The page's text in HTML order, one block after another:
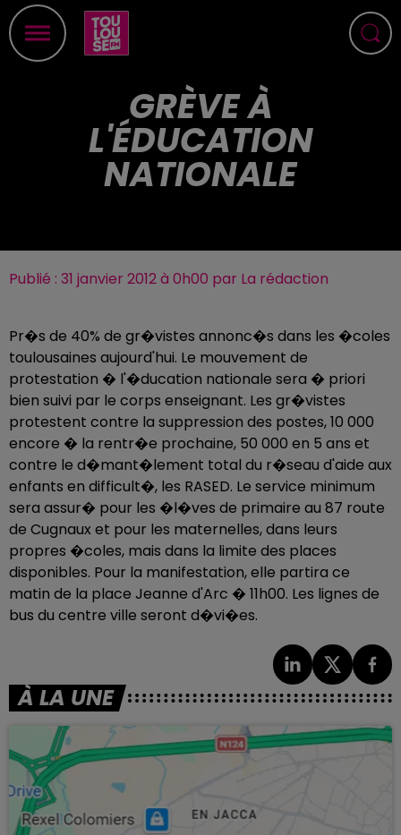
GRÈVE À
L'ÉDUCATION
NATIONALE
Publié : 31 janvier 2012 à 0h00 par La rédaction
Pr�s de 40% de gr�vistes annonc�s dans les �coles
toulousaines aujourd'hui. Le mouvement de
protestation � l'�ducation nationale sera � priori
bien suivi par le corps enseignant. Les gr�vistes
protestent contre la suppression des postes, 10 000
encore � la rentr�e prochaine, 50 000 en 5 ans et
contre le d�mant�lement total du r�seau d'aide aux
enfants en difficult�, les RASED. Le service minimum
sera assur� pour les �l�ves de primaire au 87 route
de Cugnaux et pour les maternelles, dans leurs
propres �coles, mais dans la limite des places
disponibles. Pour la manifestation, elle partira ce
matin de la place Jeanne d'Arc � 11h00. Les lignes de
bus du centre ville seront d�vi�es.
À LA UNE